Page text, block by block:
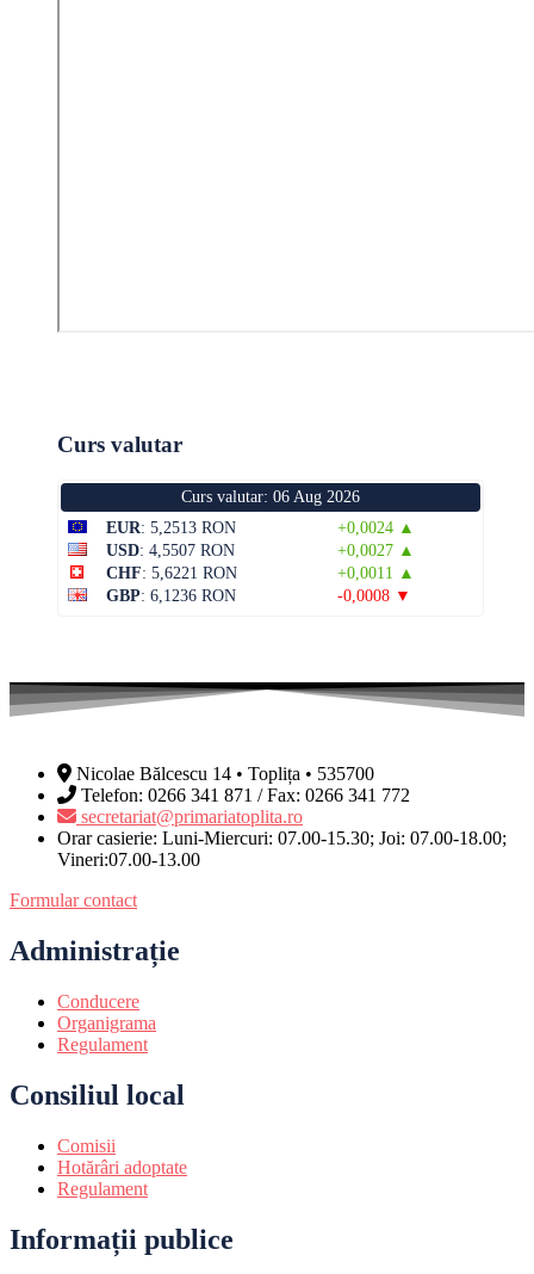
Curs valutar
Curs valutar: 06 Aug 2026
EUR: 5,2513 RON
+0,0024 ▲
USD: 4,5507 RON
+0,0027 ▲
CHF: 5,6221 RON
+0,0011 ▲
GBP: 6,1236 RON -0,0008 ▼
Nicolae Bălcescu 14 • Toplița • 535700
Telefon: 0266 341 871 / Fax: 0266 341 772
secretariat@primariatoplita.ro
Orar casierie: Luni-Miercuri: 07.00-15.30; Joi: 07.00-18.00;
Vineri:07.00-13.00
Formular contact
Administrație
Conducere
Organigrama
Regulament
Consiliul local
Comisii
Hotărâri adoptate
Regulament
Informații publice